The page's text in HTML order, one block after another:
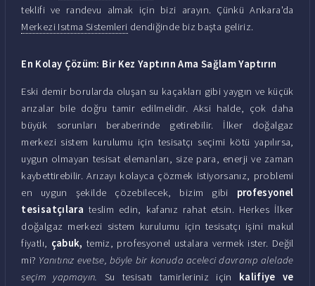
teklifi ve randevu almak için bizi arayın. Çünkü Ankara'da
Merkezi Isıtma Sistemleri dendiğinde biz başta geliriz.
En Kolay Çözüm: Bir Kez Yaptırın Ama Sağlam Yaptırın
Eski demir borularda oluşan su kaçakları gibi yaygın ve küçük
arızalar bile doğru tamir edilmelidir. Aksi halde, çok daha
büyük sorunları beraberinde getirebilir. İlker doğalgaz
merkezi sistem kurulumu için tesisatçı seçimi kötü yapılırsa,
uygun olmayan tesisat elemanları, size para, enerji ve zaman
kaybettirebilir. Arızayı kolayca çözmek istiyorsanız, problemi
en uygun şekilde çözebilecek, bizim gibi profesyonel
tesisatçılara teslim edin, kafanız rahat etsin. Herkes İlker
doğalgaz merkezi sistem kurulumu için tesisatçı işini makul
fiyatlı, çabuk, temiz, profesyonel ustalara vermek ister. Değil
mi? Yanıtınız evetse, böyle bir konuda aceleci davranıp alelade
seçim yapmayın. Su tesisatı tamirleriniz için kalifiye ve